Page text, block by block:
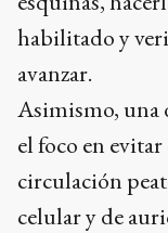
habilitado y
avanzar.
Asimismo, una
el foco en
circulación
celular y de